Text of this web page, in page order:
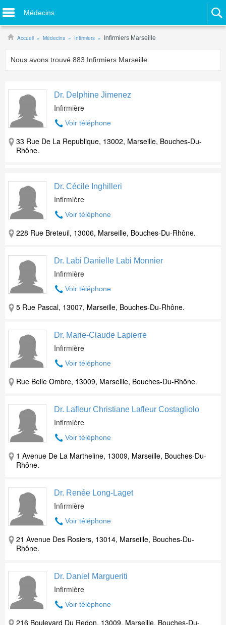
Médecins
Accueil Médecins Infirmiers Infirmiers Marseille
Nous avons trouvé 883 Infirmiers Marseille
Dr. Delphine Jimenez
Infirmière
Voir téléphone
33 Rue De La Republique, 13002, Marseille, Bouches-Du-
Rhône.
Dr. Cécile Inghilleri
Infirmière
Voir téléphone
228 Rue Breteuil, 13006, Marseille, Bouches-Du-Rhône.
Dr. Labi Danielle Labi Monnier
Infirmière
Voir téléphone
5 Rue Pascal, 13007, Marseille, Bouches-Du-Rhône.
Dr. Marie-Claude Lapierre
Infirmière
Voir téléphone
Rue Belle Ombre, 13009, Marseille, Bouches-Du-Rhône.
Dr. Lafleur Christiane Lafleur Costagliolo
Infirmière
Voir téléphone
1 Avenue De La Martheline, 13009, Marseille, Bouches-Du-
Rhône.
Dr. Renée Long-Laget
Infirmière
Voir téléphone
21 Avenue Des Rosiers, 13014, Marseille, Bouches-Du-
Rhône.
Dr. Daniel Margueriti
Infirmière
Voir téléphone
216 Boulevard Du Redon, 13009, Marseille, Bouches-Du-